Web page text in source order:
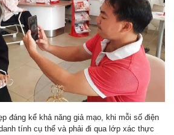
đáng kể khả năng giả mạo, khi mỗi số điện
tính cụ thể và phải đi qua lớp xác thực